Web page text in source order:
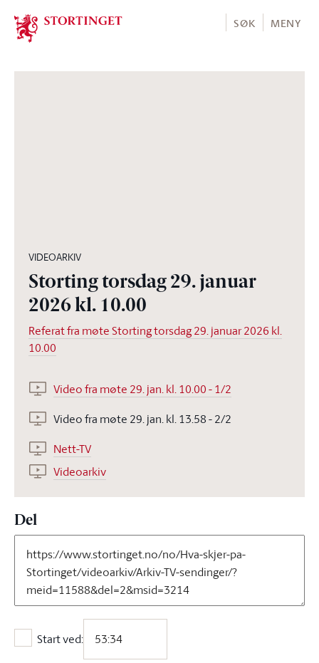
Stortinget.no
SØK MENY
VIDEOARKIV
Storting torsdag 29. januar
2026 kl. 10.00
Referat fra møte Storting torsdag 29. januar 2026 kl.
10.00
Video fra møte 29. jan. kl. 10.00 - 1/2
Video fra møte 29. jan. kl. 13.58 - 2/2
Nett-TV
Videoarkiv
Del
Start ved:
Start ved: